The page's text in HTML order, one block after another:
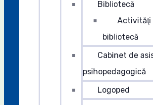
Bibliotecă
Activităţi
bibliotecă
Cabinet de
psihopedagogică
Logoped